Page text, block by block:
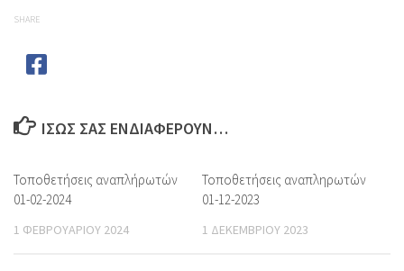
SHARE
ΊΣΩΣ ΣΑΣ ΕΝΔΙΑΦΈΡΟΥΝ…
Τοποθετήσεις αναπλήρωτών
01-02-2024
1 ΦΕΒΡΟΥΑΡΊΟΥ 2024
Τοποθετήσεις αναπληρωτών
01-12-2023
1 ΔΕΚΕΜΒΡΊΟΥ 2023